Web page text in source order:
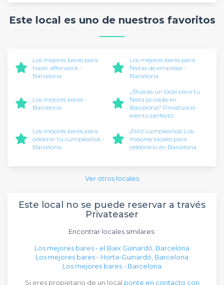
Este local es uno de nuestros favoritos
Los mejores bares para
hacer afterwork -
Barcelona
Los mejores bares para
fiestas de empresa -
Barcelona
Los mejores bares -
Barcelona
¿Buscas un local para tu
fiesta privada en
Barcelona? Privatiza el
evento perfecto
Los mejores bares para
celebrar tu cumpleaños -
Barcelona
¡Feliz cumpleaños! Los
mejores locales para
celebrarlo en Barcelona
Ver otros locales
Este local no se puede reservar a través
Privateaser
Encontrar locales similares:
Los mejores bares - el Baix Guinardó, Barcelona
Los mejores bares - Horta-Guinardó, Barcelona
Los mejores bares - Barcelona
Si eres propietario de un local ponte en contacto con